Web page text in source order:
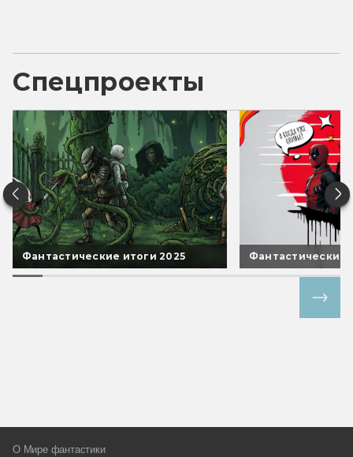
Спецпроекты
Фантастические итоги 2025 Фантастические
О Мире фантастики